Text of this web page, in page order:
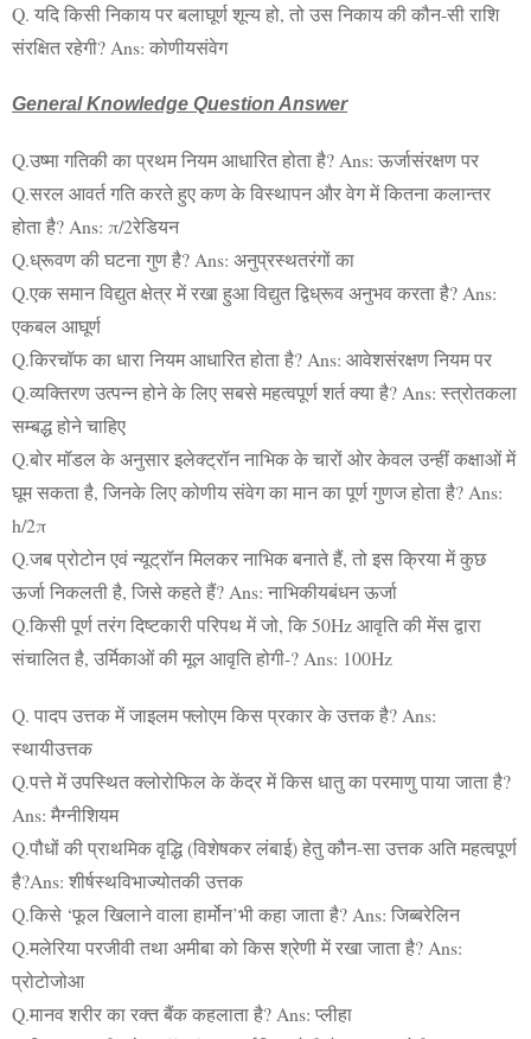
Q. यदि किसी निकाय पर बलाघूर्ण शून्य हो, तो उस निकाय की कौन-सी राशि
संरक्षित रहेगी? Ans: कोणीयसंवेग
General Knowledge Question Answer
Q.उष्मा गतिकी का प्रथम नियम आधारित होता है? Ans: ऊर्जासंरक्षण पर
Q.सरल आवर्त गति करते हुए कण के विस्थापन और वेग में कितना कलान्तर
होता है? Ans: π/2रेडियन
Q.ध्रूवण की घटना गुण है? Ans: अनुप्रस्थतरंगों का
Q.एक समान विद्युत क्षेत्र में रखा हुआ विद्युत द्विध्रूव अनुभव करता है? Ans:
एकबल आघूर्ण
Q.किरचॉफ का धारा नियम आधारित होता है? Ans: आवेशसंरक्षण नियम पर
Q.व्यक्तिरण उत्पन्न होने के लिए सबसे महत्वपूर्ण शर्त क्या है? Ans: स्त्रोतकला
सम्बद्ध होने चाहिए
Q.बोर मॉडल के अनुसार इलेक्ट्रॉन नाभिक के चारों ओर केवल उन्हीं कक्षाओं में
घूम सकता है, जिनके लिए कोणीय संवेग का मान का पूर्ण गुणज होता है? Ans:
h/2π
Q.जब प्रोटोन एवं न्यूट्रॉन मिलकर नाभिक बनाते हैं, तो इस क्रिया में कुछ
ऊर्जा निकलती है, जिसे कहते हैं? Ans: नाभिकीयबंधन ऊर्जा
Q.किसी पूर्ण तरंग दिष्टकारी परिपथ में जो, कि 50Hz आवृति की मेंस द्वारा
संचालित है, उर्मिकाओं की मूल आवृति होगी-? Ans: 100Hz
Q. पादप उत्तक में जाइलम फ्लोएम किस प्रकार के उत्तक है? Ans:
स्थायीउत्तक
Q.पत्ते में उपस्थित क्लोरोफिल के केंद्र में किस धातु का परमाणु पाया जाता है?
Ans: मैग्नीशियम
Q.पौधों की प्राथमिक वृद्धि (विशेषकर लंबाई) हेतु कौन-सा उत्तक अति महत्वपूर्ण
है?Ans: शीर्षस्थविभाज्योतकी उत्तक
Q.किसे ‘फूल खिलाने वाला हार्मोन’भी कहा जाता है? Ans: जिब्बरेलिन
Q.मलेरिया परजीवी तथा अमीबा को किस श्रेणी में रखा जाता है? Ans:
प्रोटोजोआ
Q.मानव शरीर का रक्त बैंक कहलाता है? Ans: प्लीहा